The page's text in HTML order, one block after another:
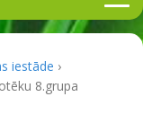
iestāde ›
8.grupa